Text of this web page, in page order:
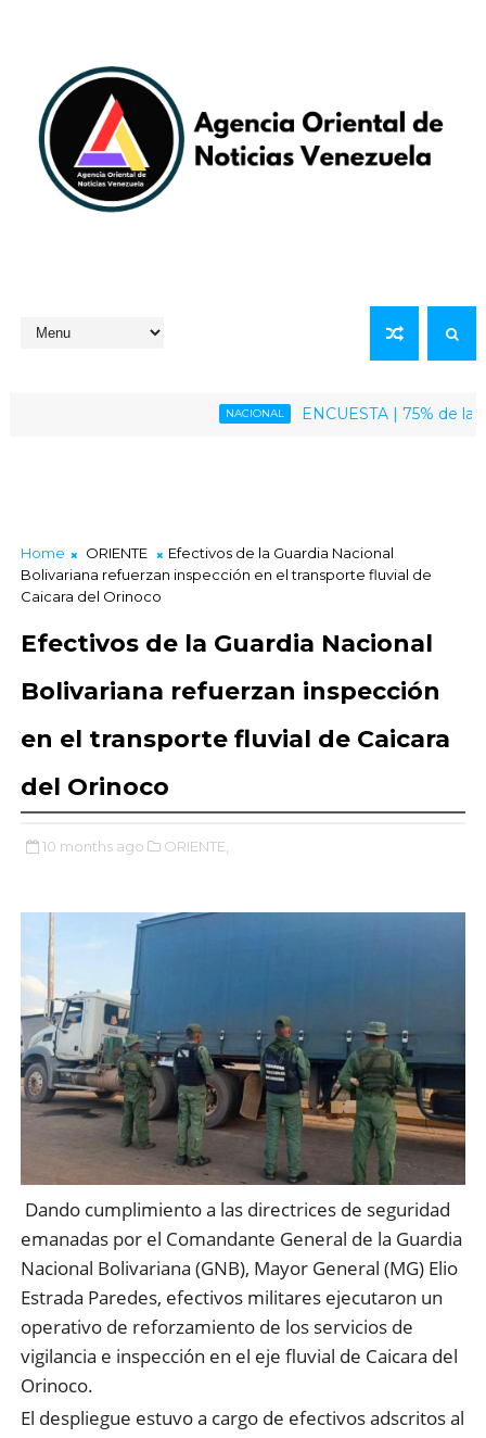
NACIONAL ENCUESTA | 75% de la
Home ORIENTE
Efectivos de la Guardia Nacional
Bolivariana refuerzan inspección en el transporte fluvial de
Caicara del Orinoco
Efectivos de la Guardia Nacional
Bolivariana refuerzan inspección
en el transporte fluvial de Caicara
del Orinoco
10 months ago ORIENTE,
Dando cumplimiento a las directrices de seguridad
emanadas por el Comandante General de la Guardia
Nacional Bolivariana (GNB), Mayor General (MG) Elio
Estrada Paredes, efectivos militares ejecutaron un
operativo de reforzamiento de los servicios de
vigilancia e inspección en el eje fluvial de Caicara del
Orinoco.
El despliegue estuvo a cargo de efectivos adscritos al